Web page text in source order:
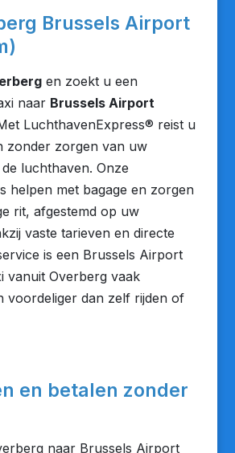
Brussels Airport
en zoekt u een
naar Brussels Airport
LuchthavenExpress® reist u
zonder zorgen van uw
luchthaven. Onze
helpen met bagage en zorgen
rit, afgestemd op uw
vaste tarieven en directe
is een Brussels Airport
vanuit Overberg vaak
voordeliger dan zelf rijden of
en betalen zonder
naar Brussels Airport